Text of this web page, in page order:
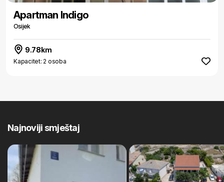
Apartman Indigo
Osijek
9.78km
Kapacitet: 2 osoba
Najnoviji smještaj